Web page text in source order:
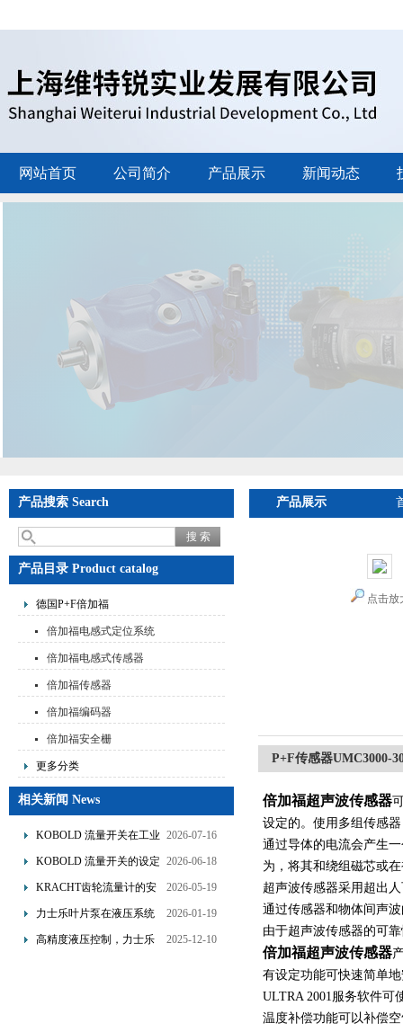
网站首页 公司简介 产品展示 新闻动态
产品搜索 Search
产品目录 Product catalog
德国P+F倍加福
倍加福电感式定位系统
倍加福电感式传感器
倍加福传感器
倍加福编码器
倍加福安全栅
更多分类
相关新闻 News
KOBOLD 流量开关在工业
管道水流量监测中的应用
2026-07-16
KOBOLD 流量开关的设定
流量调节与刻度指示
2026-06-18
KRACHT齿轮流量计的安
装要求：直管段、过滤器
2026-05-19
力士乐叶片泵在液压系统
中的应用分析
2026-01-19
高精度液压控制，力士乐
2025-12-10
产品展示
点击放
P+F传感器UMC3000-
倍加福超声波传感器
设定的。使用多组传感
通过导体的电流会产生
为，将其和绕组磁芯或
超声波传感器采用超出
通过传感器和物体间声
由于超声波传感器的可
倍加福超声波传感器
有设定功能可快速简单
ULTRA 2001服务软件可
温度补偿功能可以补偿